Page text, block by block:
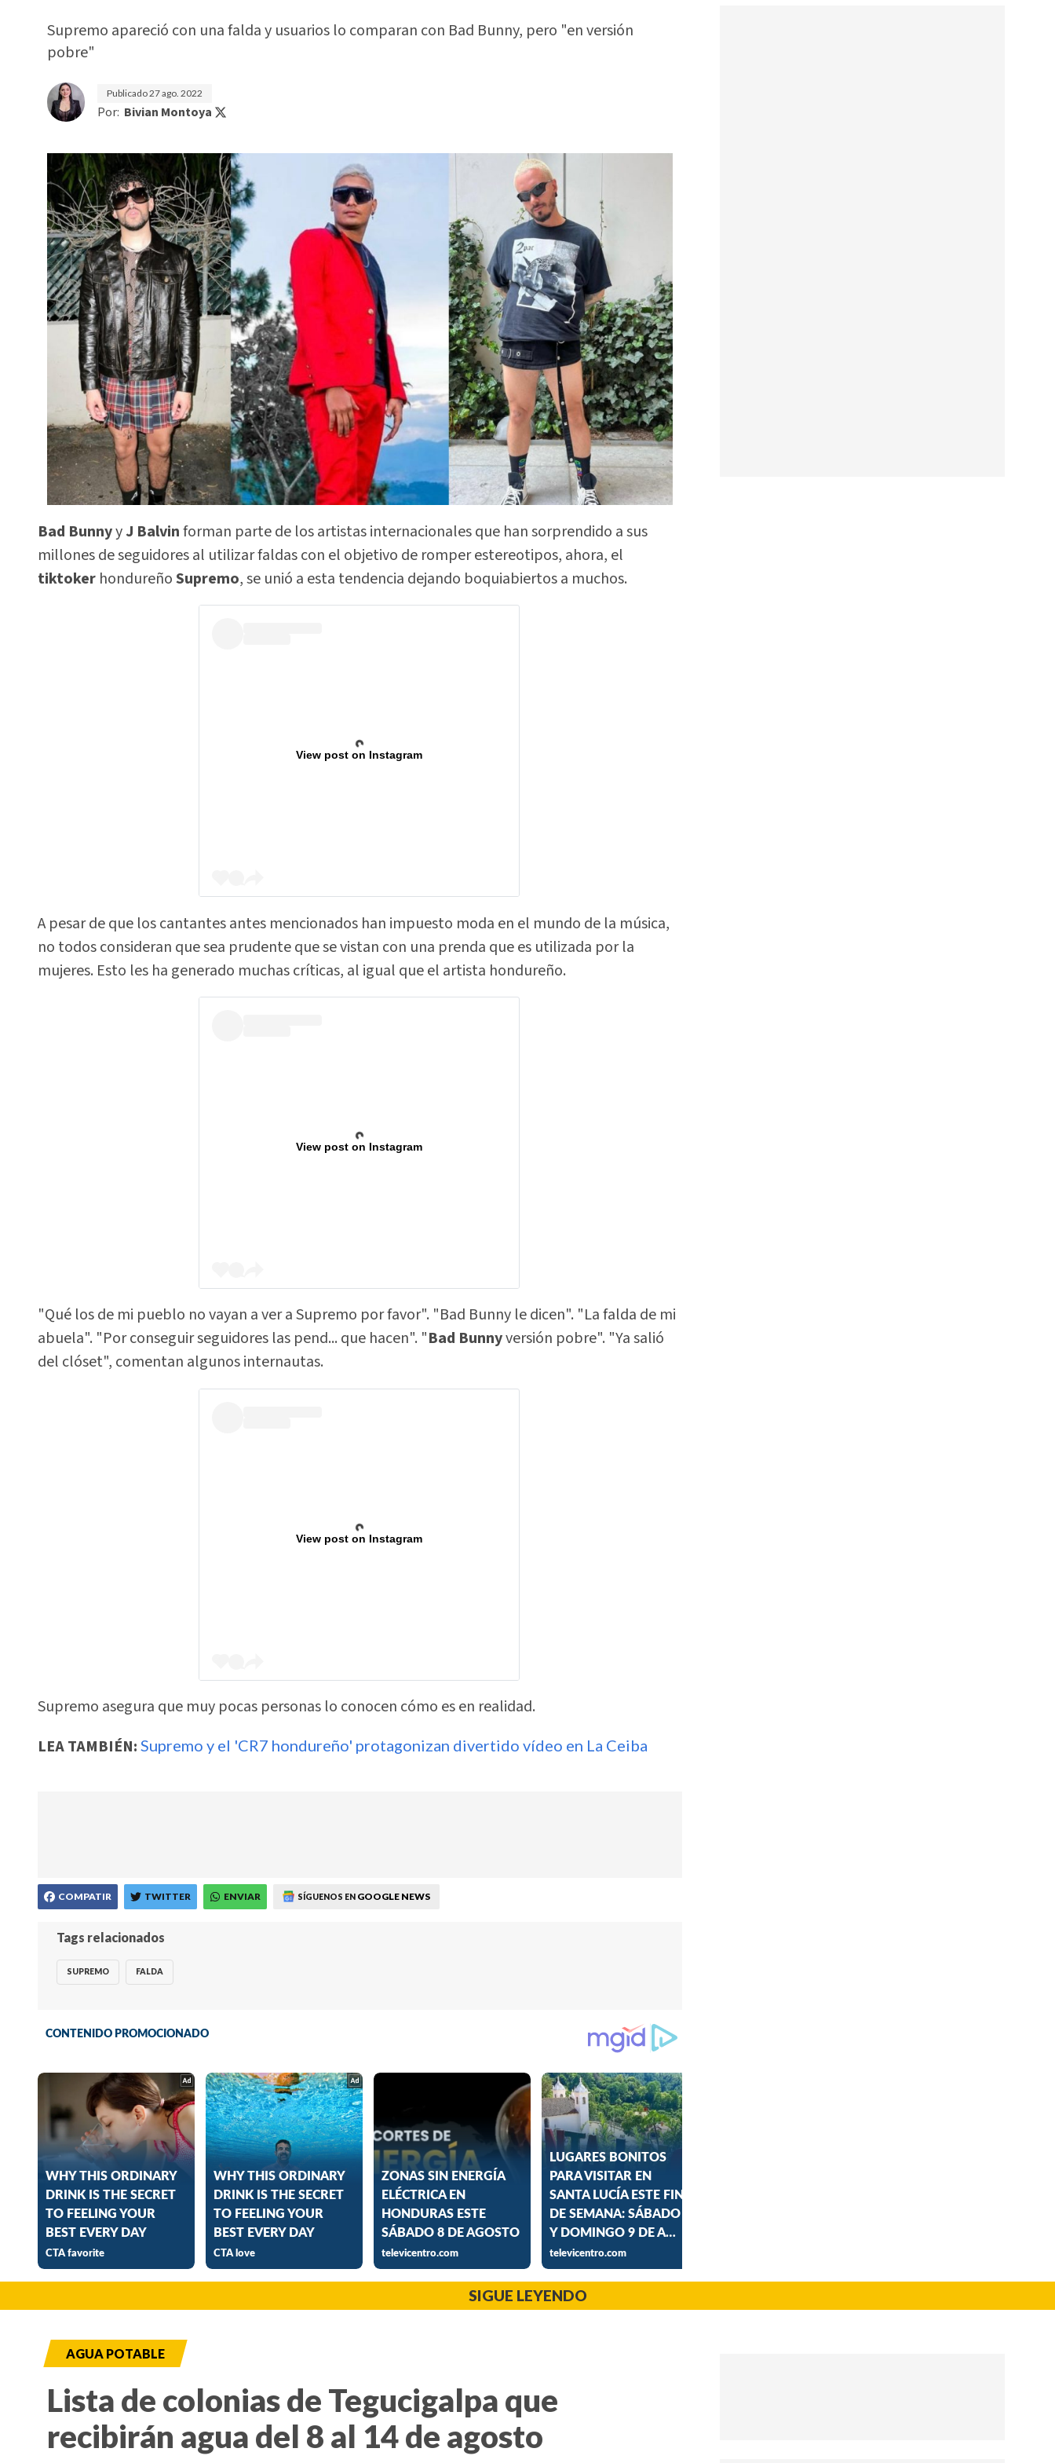
Supremo apareció con una falda y usuarios lo comparan con Bad Bunny, pero "en versión
pobre"
Publicado27 ago. 2022
Por: Bivian Montoya
Bad BunnyyJ Balvinforman parte de los artistas internacionales que han sorprendido a sus
millones de seguidores al utilizar faldas con el objetivo de romper estereotipos, ahora, el
tiktoker hondureñoSupremo, se unió a esta tendencia dejando boquiabiertos a muchos.
View post on Instagram
A pesar de que los cantantes antes mencionados han impuesto moda en el mundo de la música,
no todos consideran que sea prudente que se vistan con una prenda que es utilizada por la
mujeres. Esto les ha generado muchas críticas, al igual que el artista hondureño.
View post on Instagram
"Qué los de mi pueblo no vayan a ver a Supremo por favor". "Bad Bunny le dicen". "La falda de mi
abuela". "Por conseguir seguidores las pend... que hacen". "Bad Bunnyversión pobre". "Ya salió
del clóset", comentan algunos internautas.
View post on Instagram
Supremo asegura que muy pocas personas lo conocen cómo es en realidad.
LEA TAMBIÉN: Supremo y el 'CR7 hondureño' protagonizan divertido vídeo en La Ceiba
COMPATIR TWITTER ENVIAR SÍGUENOS EN GOOGLE NEWS
Tags relacionados
SUPREMO FALDA
SIGUE LEYENDO
AGUA POTABLE
Lista de colonias de Tegucigalpa que
recibirán agua del 8 al 14 de agosto